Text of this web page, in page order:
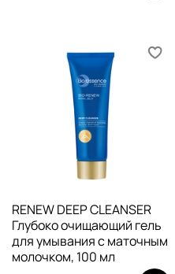
RENEW DEEP CLEANSER
Глубоко очищающий гель
для умывания c маточным
молочком, 100 мл